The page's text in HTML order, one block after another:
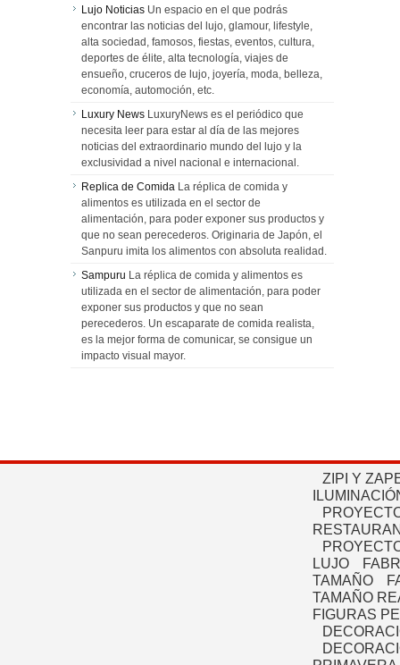
Lujo Noticias Un espacio en el que podrás
encontrar las noticias del lujo, glamour, lifestyle,
alta sociedad, famosos, fiestas, eventos, cultura,
deportes de élite, alta tecnología, viajes de
ensueño, cruceros de lujo, joyería, moda, belleza,
economía, automoción, etc.
Luxury News LuxuryNews es el periódico que
necesita leer para estar al día de las mejores
noticias del extraordinario mundo del lujo y la
exclusividad a nivel nacional e internacional.
Replica de Comida La réplica de comida y
alimentos es utilizada en el sector de
alimentación, para poder exponer sus productos y
que no sean perecederos. Originaria de Japón, el
Sanpuru imita los alimentos con absoluta realidad.
Sampuru La réplica de comida y alimentos es
utilizada en el sector de alimentación, para poder
exponer sus productos y que no sean
perecederos. Un escaparate de comida realista,
es la mejor forma de comunicar, se consigue un
impacto visual mayor.
ZIPI Y
LUJO
TAMAÑO
TAMAÑO
FIGURAS